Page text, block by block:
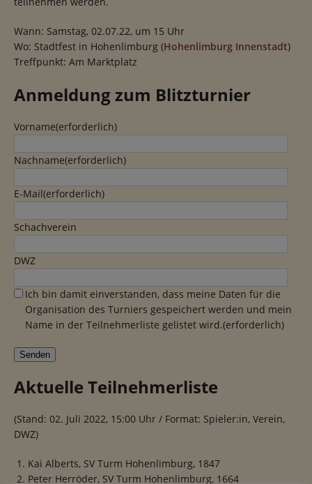
Wann: Samstag, 02.07.22, um 15 Uhr
Wo: Stadtfest in Hohenlimburg (Hohenlimburg Innenstadt)
Treffpunkt: Am Marktplatz
Anmeldung zum Blitzturnier
Vorname(erforderlich)
Nachname(erforderlich)
E-Mail(erforderlich)
Schachverein
DWZ
Ich bin damit einverstanden, dass meine Daten für die
Organisation des Turniers gespeichert werden und mein
Name in der Teilnehmerliste gelistet wird.(erforderlich)
Senden
Aktuelle Teilnehmerliste
(Stand: 02. Juli 2022, 15:00 Uhr / Format: Spieler:in, Verein,
DWZ)
Kai Alberts, SV Turm Hohenlimburg, 1847
Peter Herröder, SV Turm Hohenlimburg, 1664